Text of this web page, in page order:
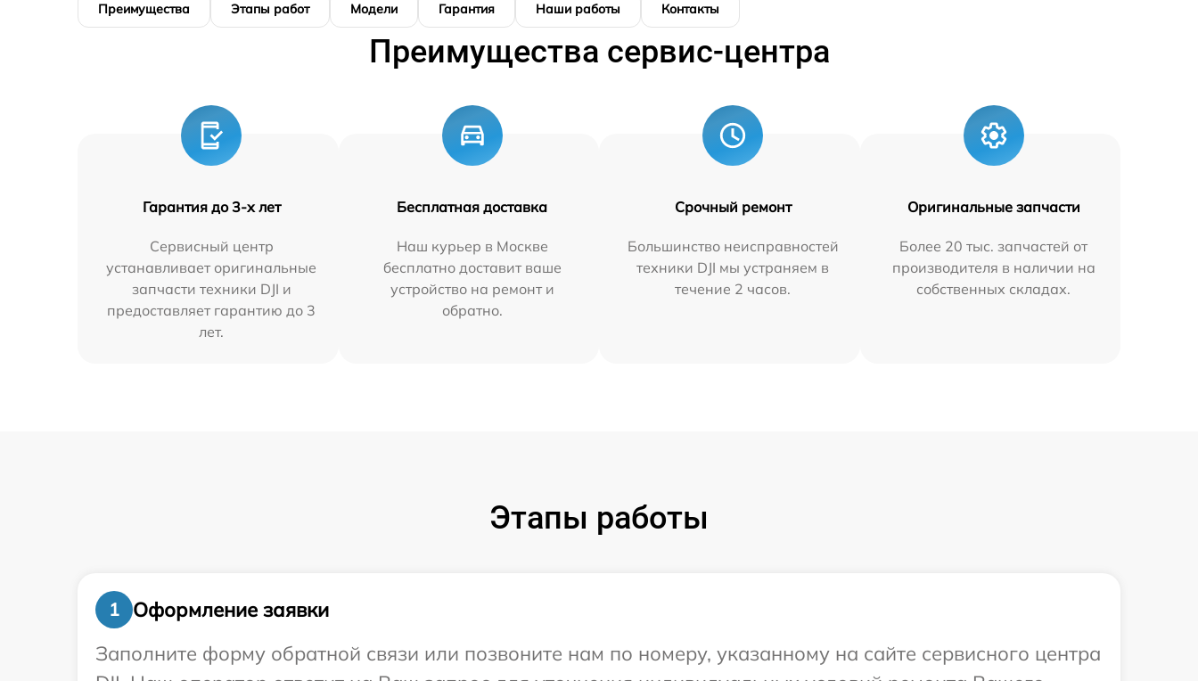
Преимущества Этапы работ Модели Гарантия Наши работы Контакты
Преимущества сервис-центра
Гарантия до 3-х лет
Сервисный центр
устанавливает оригинальные
запчасти техники DJI и
предоставляет гарантию до 3
лет.
Бесплатная доставка
Наш курьер в Москве
бесплатно доставит ваше
устройство на ремонт и
обратно.
Срочный ремонт
Большинство неисправностей
техники DJI мы устраняем в
течение 2 часов.
Оригинальные запчасти
Более 20 тыс. запчастей от
производителя в наличии на
собственных складах.
Этапы работы
1
Оформление заявки
Заполните форму обратной связи или позвоните нам по номеру, указанному на сайте сервисного центра